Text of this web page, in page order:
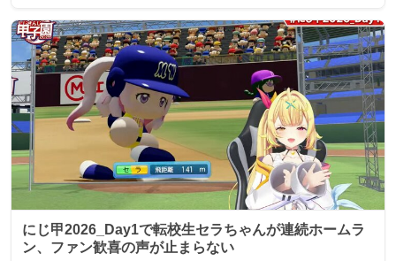
にじ甲2026_Day1で転校生セラちゃんが連続ホームラ
ン、ファン歓喜の声が止まらない